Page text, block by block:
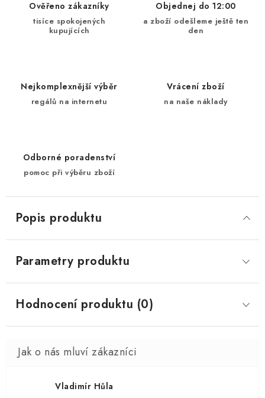
Ověřeno zákazníky
tisíce spokojených
kupujících
Objednej do 12:00
a zboží odešleme ještě ten
den
Nejkomplexnější výběr
regálů na internetu
Vrácení zboží
na naše náklady
Odborné poradenství
pomoc při výběru zboží
Popis produktu
Parametry produktu
Hodnocení produktu (0)
Vladimír Hůla